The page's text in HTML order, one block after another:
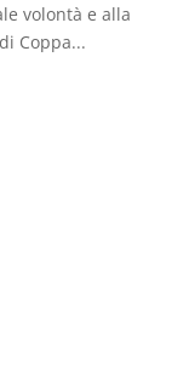
volontà e alla
Coppa...